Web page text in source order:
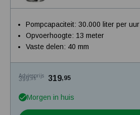
Pompcapaciteit: 30.000 liter per uur
Opvoerhoogte: 13 meter
Vaste delen: 40 mm
Adviesprijs
399,95 319,95
Morgen in huis